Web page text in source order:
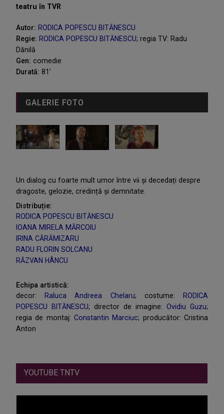
teatru în TVR
Autor: RODICA POPESCU BITĂNESCU
Regie: RODICA POPESCU BITĂNESCU; regia TV: Radu
Dănilă
Gen: comedie
Durată: 81'
GALERIE FOTO
Un dialog cu foarte mult umor între vii și decedați despre
dragoste, gelozie, credință și demnitate.
Distribuție:
RODICA POPESCU BITĂNESCU
IOANA MIRELA MĂRCOIU
IRINA CĂRĂMIZARU
RADU FLORIN SOLCANU
RĂZVAN HÂNCU
Echipa artistică:
decor:Raluca Andreea Chelaru; costume: RODICA
POPESCU BITĂNESCU; director de imagine: Ovidiu Guzu;
regia de montaj: Constantin Marciuc; producător: Cristina
Anton
YOUTUBE TNTV